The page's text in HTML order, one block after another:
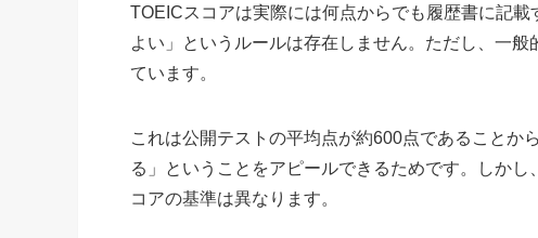
TOEICスコアは実際には何点からでも履歴書に記
よい」というルールは存在しません。ただし、一
ています。
これは公開テストの平均点が約600点であることか
る」ということをアピールできるためです。しか
コアの基準は異なります。